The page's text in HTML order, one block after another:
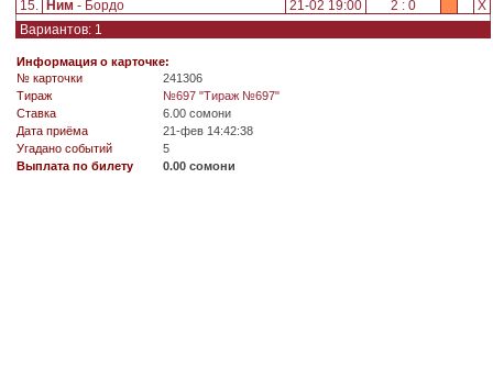
15.
Ним - Бордо 21-02 19:00 2 : 0
X
Вариантов: 1
Информация о карточке:
№ карточки
241306
Tираж
№697 "Тираж №697"
Ставка
6.00 сомони
Дата приёма
21-фев 14:42:38
Угадано событий
5
Выплата по билету
0.00 сомони